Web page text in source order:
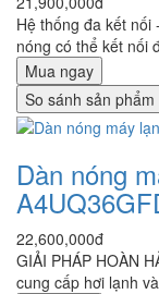
Hệ thống đa kết nối
nóng có thể kết nối
Mua ngay
So sánh sản phẩm
Dàn nóng
22,600,000đ
GIẢI PHÁP HOÀN
cung cấp hơi lạnh